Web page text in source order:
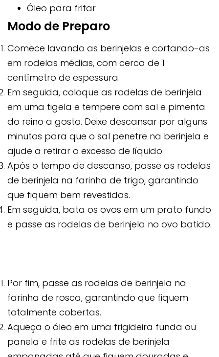
Óleo para fritar
Modo de Preparo
Comece lavando as berinjelas e cortando-as
em rodelas médias, com cerca de 1
centímetro de espessura.
Em seguida, coloque as rodelas de berinjela
em uma tigela e tempere com sal e pimenta
do reino a gosto. Deixe descansar por alguns
minutos para que o sal penetre na berinjela e
ajude a retirar o excesso de líquido.
Após o tempo de descanso, passe as rodelas
de berinjela na farinha de trigo, garantindo
que fiquem bem revestidas.
Em seguida, bata os ovos em um prato fundo
e passe as rodelas de berinjela no ovo batido.
Por fim, passe as rodelas de berinjela na
farinha de rosca, garantindo que fiquem
totalmente cobertas.
Aqueça o óleo em uma frigideira funda ou
panela e frite as rodelas de berinjela